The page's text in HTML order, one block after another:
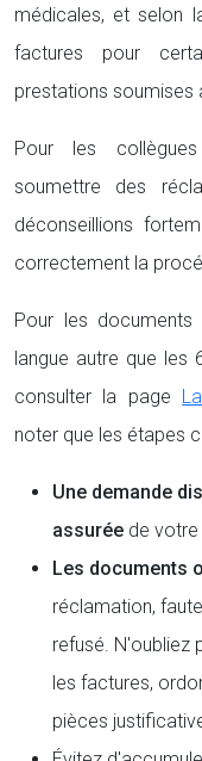
médicales, et selon
factures pour
prestations soumises
Pour les
soumettre des
déconseillions
correctement la
Pour les
langue autre que les
consulter la page
noter que les étapes
Une demande
assurée de
Les documents
réclamation,
refusé. N'oubliez
les factures,
pièces